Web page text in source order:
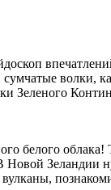
волки,
Зеленого
белого
Зеландии